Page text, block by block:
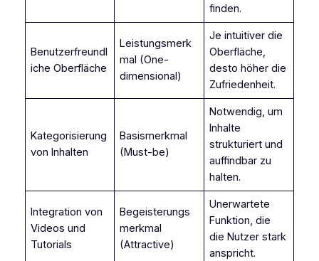
finden.
Benutzerfreundl
iche Oberfläche
Leistungsmerk
mal (One-
dimensional)
Je intuitiver die
Oberfläche,
desto höher die
Zufriedenheit.
Kategorisierung
von Inhalten
Basismerkmal
(Must-be)
Notwendig, um
Inhalte
strukturiert und
auffindbar zu
halten.
Integration von
Videos und
Tutorials
Begeisterungs
merkmal
(Attractive)
Unerwartete
Funktion, die
die Nutzer stark
anspricht.